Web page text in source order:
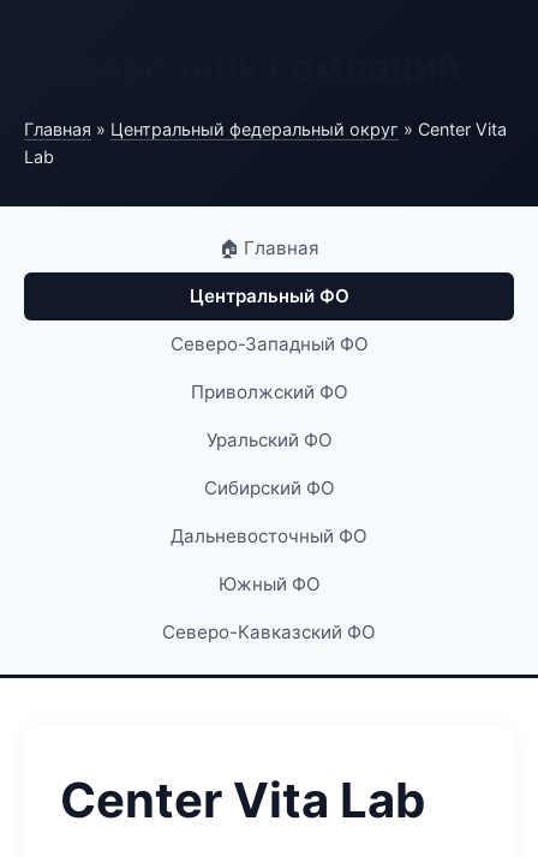
Главная » Центральный федеральный округ » Center Vita
Lab
🏠 Главная
Центральный ФО
Северо-Западный ФО
Приволжский ФО
Уральский ФО
Сибирский ФО
Дальневосточный ФО
Южный ФО
Северо-Кавказский ФО
Center Vita Lab